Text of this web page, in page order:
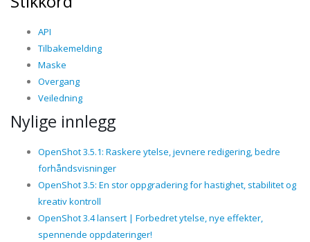
API
Tilbakemelding
Maske
Overgang
Veiledning
Nylige innlegg
OpenShot 3.5.1: Raskere ytelse, jevnere redigering, bedre
forhåndsvisninger
OpenShot 3.5: En stor oppgradering for hastighet, stabilitet og
kreativ kontroll
OpenShot 3.4 lansert | Forbedret ytelse, nye effekter,
spennende oppdateringer!